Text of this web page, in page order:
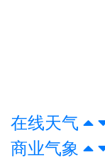
在线天气
商业气象